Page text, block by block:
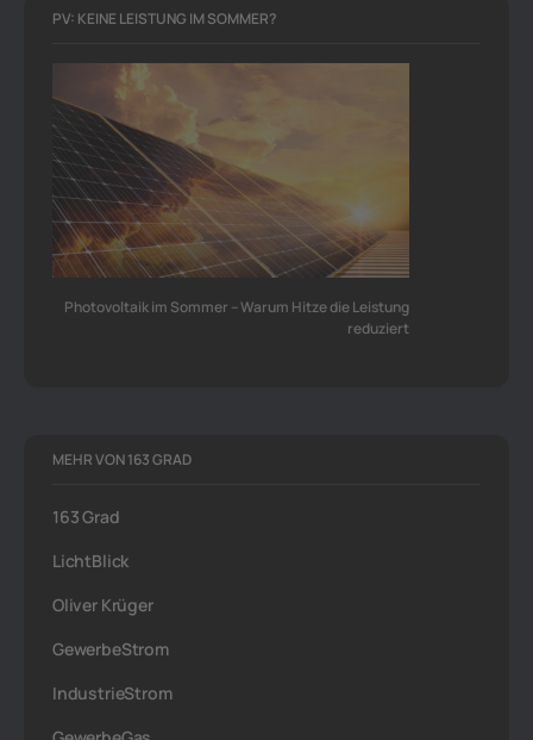
PV: KEINE LEISTUNG IM SOMMER?
Photovoltaik im Sommer – Warum Hitze die Leistung
reduziert
MEHR VON 163 GRAD
163 Grad
LichtBlick
Oliver Krüger
GewerbeStrom
IndustrieStrom